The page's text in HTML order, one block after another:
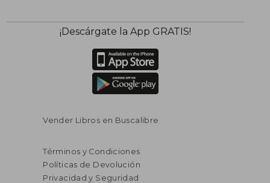
¡Descárgate la App GRATIS!
Vender Libros en Buscalibre
Términos y Condiciones
Políticas de Devolución
Privacidad y Seguridad